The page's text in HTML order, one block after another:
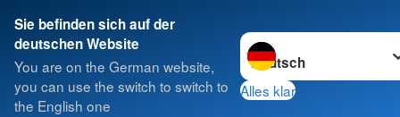
Sie befinden sich auf der
deutschen Website
You are on the German website,
you can use the switch to switch to
the English one
Sprache wechseln zu
Alles klar